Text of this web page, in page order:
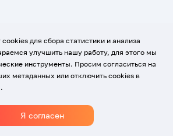
данных
защищены
cookies для сбора статистики и анализа
улучшить нашу работу, для этого мы
инструменты. Просим согласиться на
метаданных или отключить cookies в
Я согласен